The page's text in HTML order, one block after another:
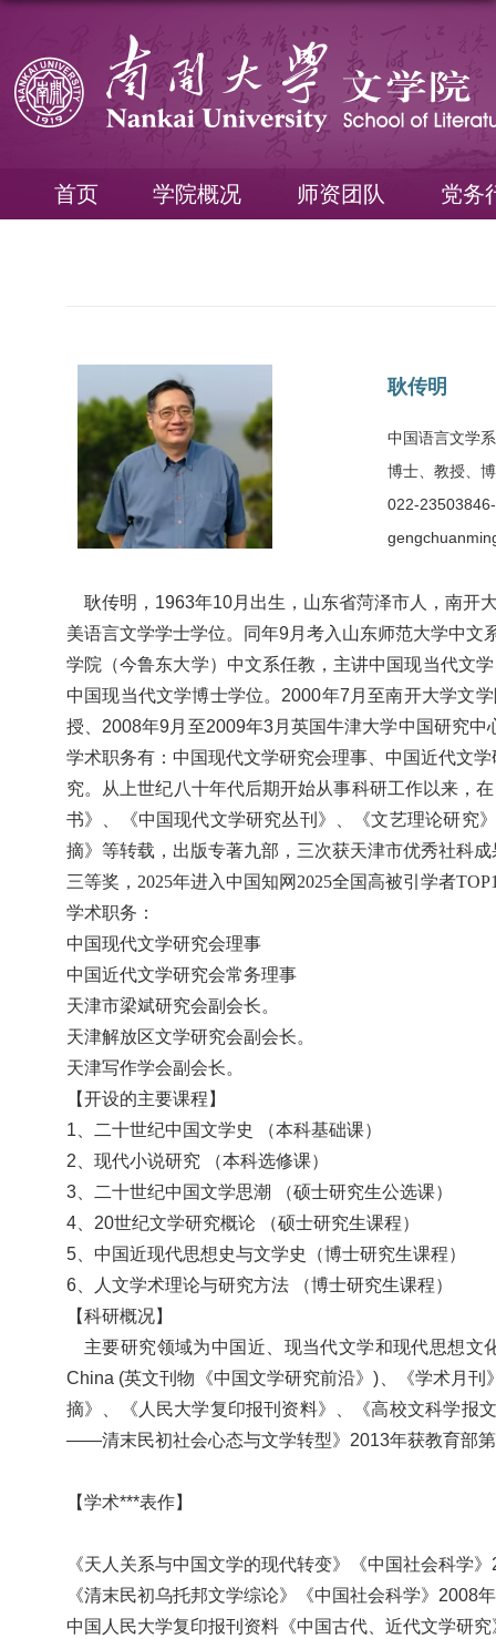
首页 学院概况 师资团队 党务
耿传明
中国语言文学系
博士、教授、
022-
耿传明， 1963年10月出生，山东省菏泽市人 ， 南开
美语言文学学士学位。同年9月考入山东师范大学中
学院（今鲁东大学）中文系任教，主讲中国现当代文
中国现当代文学博士学位。2000年7月至南开大学文
授
2008年9月至2009年3月英国牛津大学中国研究中
学术职务有：中国现代文学研究会理事、中国近代文
究。从上世纪八十年代后期开始从事科研工作以来，
书》、《中国现代文学研究丛刊》、《文艺理论研究
摘》等转载，出版专著九部，三次获天津市优秀社科
三等奖，2025年进入中国知网2025全国高被引学者
学术职务：
中国现代文学研究会理事
中国近代文学研究会常务理事
天津市梁斌研究会副会长。
天津解放区文学研究会副会长。
天津写作学会副会长。
【开设的主要课程】
1、二十世纪中国文学史 （本科基础课）
2、现代小说研究 （本科选修课）
3、二十世纪中国文学思潮 （硕士研究生公选课）
4、20世纪文学研究概论 （硕士研究生课程）
5、中国近现代思想史与文学史（博士研究生课程）
6、人文学术理论与研究方法 （博士研究生课程）
【科研概况】
主要研究领域为中国近、现当代文学和现代思想
China (英文刊物《中国文学研究前沿》)、《学术月
摘》、《人民大学复印报刊资料》、《高校文科学报
——清末民初社会心态与文学转型》2013年获教育部
【学术***表作】
《天人关系与中国文学的现代转变》《中国社会科学》
《清末民初乌托邦文学综论》《中国社会科学》 2008
中国人民大学复印报刊资料《中国古代、近代文学研究